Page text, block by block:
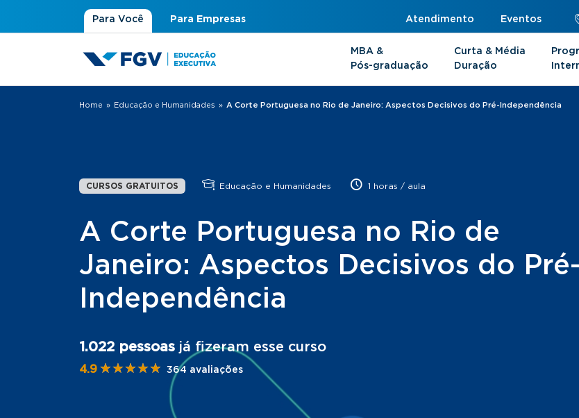
Para Você Para Empresas Atendimento Eventos
MBA &
Pós-graduação
Curta & Média
Duração
Você está aqui
Home » Educação e Humanidades » A Corte Portuguesa no Rio de Janeiro: Aspectos Decisivos do Pré-Independência
CURSOS GRATUITOS Educação e Humanidades 1 horas / aula
A Corte Portuguesa no Rio de
Janeiro: Aspectos Decisivos do Pré-
Independência
1.022 pessoas já fizeram esse curso
4.9 ★★★★★
★★★★★ 364 avaliações